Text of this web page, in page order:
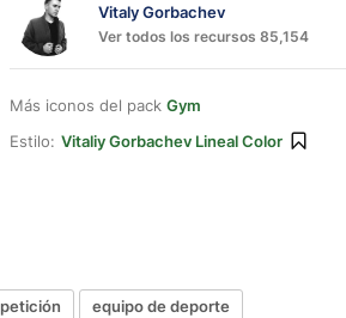
Vitaly Gorbachev
Ver todos los recursos 85,154
Más iconos del pack Gym
Estilo: Vitaliy Gorbachev Lineal Color
equipo de deporte